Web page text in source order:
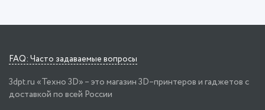
FAQ: Часто задаваемые вопросы
3dpt.ru «Техно 3D» – это магазин 3D–принтеров и гаджетов с
доставкой по всей России